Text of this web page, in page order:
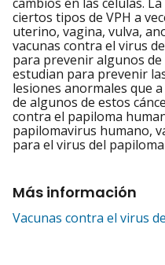
ciertos tipos de VPH a
uterino, vagina, vulva,
vacunas contra el virus
para prevenir algunos de
estudian para prevenir
lesiones anormales que
de algunos de estos
contra el papiloma
papilomavirus humano,
para el virus del
Más información
Vacunas contra el virus